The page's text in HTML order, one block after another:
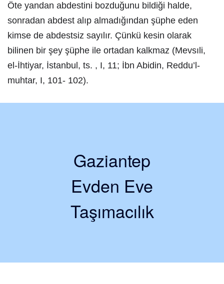
Öte yandan abdestini bozduğunu bildiği halde,
sonradan abdest alıp almadığından şüphe eden
kimse de abdestsiz sayılır. Çünkü kesin olarak
bilinen bir şey şüphe ile ortadan kalkmaz (Mevsıli,
el-İhtiyar, İstanbul, ts. , I, 11; İbn Abidin, Reddu’l-
muhtar, I, 101- 102).
Gaziantep
Evden Eve
Taşımacılık